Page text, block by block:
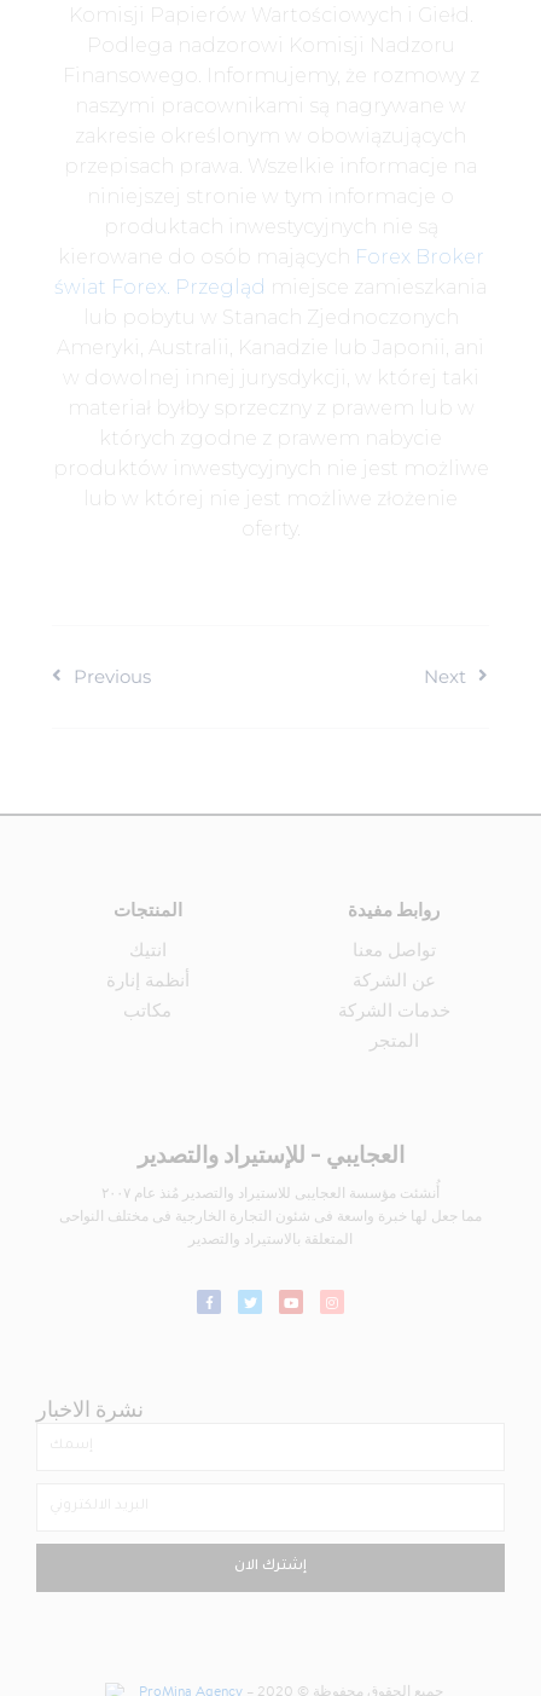
Komisji Papierów Wartościowych i Giełd.
Podlega nadzorowi Komisji Nadzoru
Finansowego. Informujemy, że rozmowy z
naszymi pracownikami są nagrywane w
zakresie określonym w obowiązujących
przepisach prawa. Wszelkie informacje na
niniejszej stronie w tym informacje o
produktach inwestycyjnych nie są
kierowane do osób mających
Forex Broker
świat Forex. Przegląd miejsce zamieszkania
lub pobytu w Stanach Zjednoczonych
Ameryki, Australii, Kanadzie lub Japonii, ani
w dowolnej innej jurysdykcji, w której taki
materiał byłby sprzeczny z prawem lub w
których zgodne z prawem nabycie
produktów inwestycyjnych nie jest możliwe
lub w której nie jest możliwe złożenie
oferty.
Previous Next
المنتجات
انتيك
أنظمة إنارة
مكاتب
روابط مفيدة
تواصل معنا
عن الشركة
خدمات الشركة
المتجر
العجايبي - للإستيراد والتصدير
أُنشئت مؤسسة العجايبى للاستيراد والتصدير مُنذ عام ٢٠٠٧
مما جعل لها خبرة واسعة فى شئون التجارة الخارجية فى مختلف النواحى
المتعلقة بالاستيراد والتصدير
نشرة الاخبار
إشترك الان
ProMina Agency – جميع الحقوق محفوظة © 2020